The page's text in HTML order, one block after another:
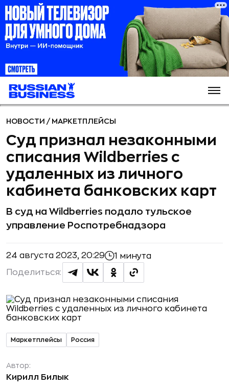
НОВОСТИ / МАРКЕТПЛЕЙСЫ
Суд признал незаконными
списания Wildberries с
удаленных из личного
кабинета банковских карт
В суд на Wildberries подало тульское
управление Роспотребнадзора
24 августа 2023, 20:29 1 минута
Поделиться:
Маркетплейсы Россия
Автор:
Кирилл Билык